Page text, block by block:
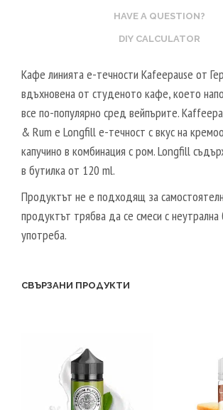
HAVE A QUESTION?
DIY CALCULATOR
Кафе линията е-течности Kafeepause от
вдъхновена от студеното кафе, което
все по-популярно сред вейпърите.
& Rum е Longfill е-течност с вкус на
капучино в комбинация с ром. Longfill
в бутилка от 120 ml.
Продуктът не е подходящ за
продуктът трябва да се смеси с
употреба.
СВЪРЗАНИ ПРОДУКТИ